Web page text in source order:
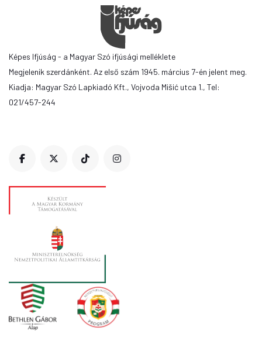
Képes Ifjúság - a Magyar Szó ifjúsági melléklete
Megjelenik szerdánként. Az első szám 1945. március 7-én jelent meg.
Kiadja: Magyar Szó Lapkiadó Kft., Vojvoda Mišić utca 1., Tel:
021/457-244